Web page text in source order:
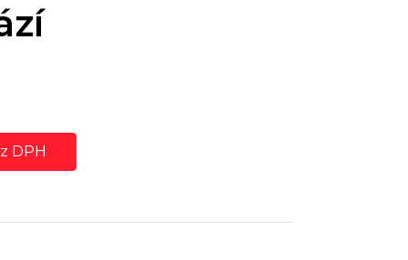
DPH